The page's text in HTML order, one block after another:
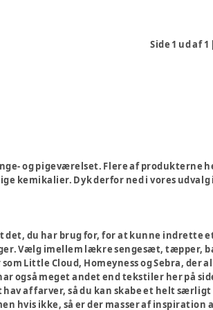
Side 1 ud af1 |
og pigeværelset. Flere af produkterne
kemikalier. Dyk derfor ned i vores udvalg
det, du har brug for, for at kunne indrette
Vælg imellem lækre sengesæt, tæpper,
Little Cloud, Homeyness og Sebra, der
også meget andet end tekstiler her på
af farver, så du kan skabe et helt
hvis ikke, så er der masser af inspiration